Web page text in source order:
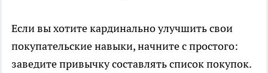
Если вы хотите кардинально улучшить свои
покупательские навыки, начните с простого:
заведите привычку составлять список покупок.